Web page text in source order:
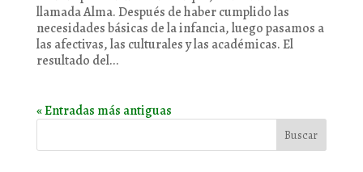
llamada Alma. Después de haber cumplido las
necesidades básicas de la infancia, luego pasamos a
las afectivas, las culturales y las académicas. El
resultado del...
« Entradas más antiguas